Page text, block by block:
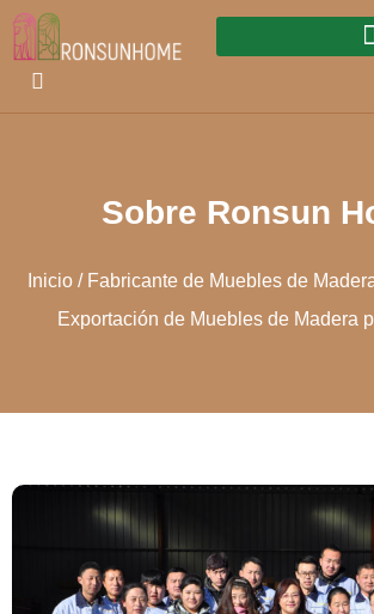
Sobre Ronsun
Inicio / Fabricante de Muebles de
Exportación de Muebles de Madera